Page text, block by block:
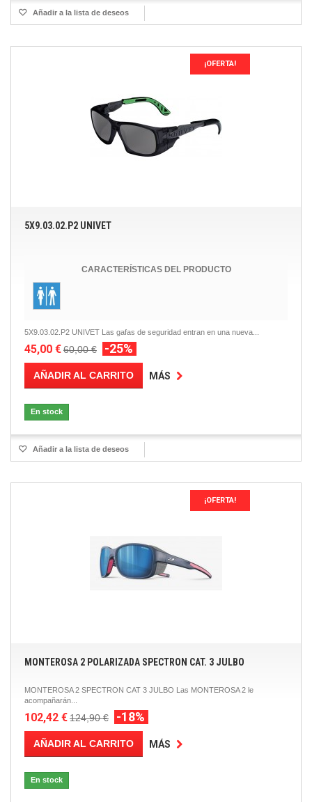
Añadir a la lista de deseos
¡OFERTA!
5X9.03.02.P2 UNIVET
CARACTERÍSTICAS DEL PRODUCTO
5X9.03.02.P2 UNIVET Las gafas de seguridad entran en una nueva...
45,00 €60,00 € -25%
AÑADIR AL CARRITO MÁS
En stock
Añadir a la lista de deseos
¡OFERTA!
MONTEROSA 2 POLARIZADA SPECTRON CAT. 3 JULBO
MONTEROSA 2 SPECTRON CAT 3 JULBO Las MONTEROSA 2 le
acompañarán...
102,42 €124,90 € -18%
AÑADIR AL CARRITO MÁS
En stock